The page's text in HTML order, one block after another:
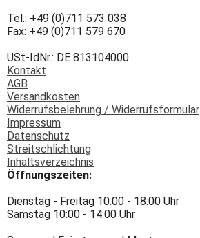
Tel.: +49 (0)711 573 038
Fax: +49 (0)711 579 670
USt-IdNr.: DE 813104000
Kontakt
AGB
Versandkosten
Widerrufsbelehrung / Widerrufsformular
Impressum
Datenschutz
Streitschlichtung
Inhaltsverzeichnis
Öffnungszeiten:
Dienstag - Freitag 10:00 - 18:00 Uhr
Samstag 10:00 - 14:00 Uhr